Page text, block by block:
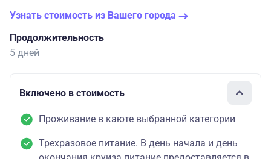
Узнать стоимость из Вашего города
Продолжительность
5 дней
Включено в стоимость
Проживание в каюте выбранной категории
Трехразовое питание. В день начала и день